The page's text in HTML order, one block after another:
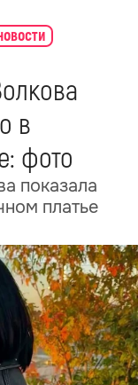
в
фото
показала
платье